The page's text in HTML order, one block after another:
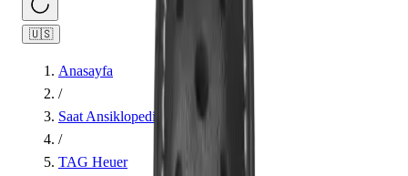
🇺🇸
Anasayfa
/
Saat Ansiklopedisi
/
TAG Heuer